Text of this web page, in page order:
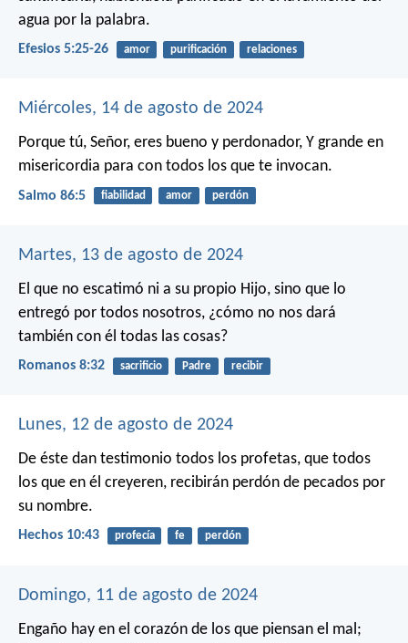
agua por la palabra.
Efesios 5:25-26 amor purificación relaciones
Miércoles, 14 de agosto de 2024
Porque tú, Señor, eres bueno y perdonador, Y grande en
misericordia para con todos los que te invocan.
Salmo 86:5 fiabilidad amor perdón
Martes, 13 de agosto de 2024
El que no escatimó ni a su propio Hijo, sino que lo
entregó por todos nosotros, ¿cómo no nos dará
también con él todas las cosas?
Romanos 8:32 sacrificio Padre recibir
Lunes, 12 de agosto de 2024
De éste dan testimonio todos los profetas, que todos
los que en él creyeren, recibirán perdón de pecados por
su nombre.
Hechos 10:43 profecía fe perdón
Domingo, 11 de agosto de 2024
Engaño hay en el corazón de los que piensan el mal;